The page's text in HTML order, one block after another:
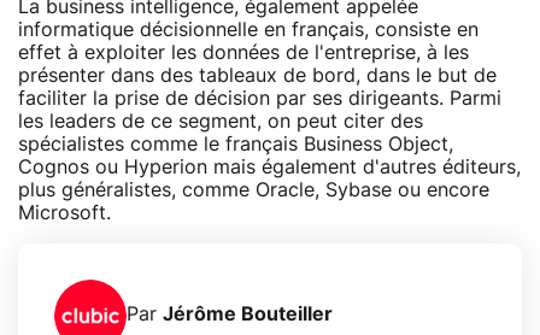
La business intelligence, également appelée
informatique décisionnelle en français, consiste en
effet à exploiter les données de l'entreprise, à les
présenter dans des tableaux de bord, dans le but de
faciliter la prise de décision par ses dirigeants. Parmi
les leaders de ce segment, on peut citer des
spécialistes comme le français Business Object,
Cognos ou Hyperion mais également d'autres éditeurs,
plus généralistes, comme Oracle, Sybase ou encore
Microsoft.
Par Jérôme Bouteiller